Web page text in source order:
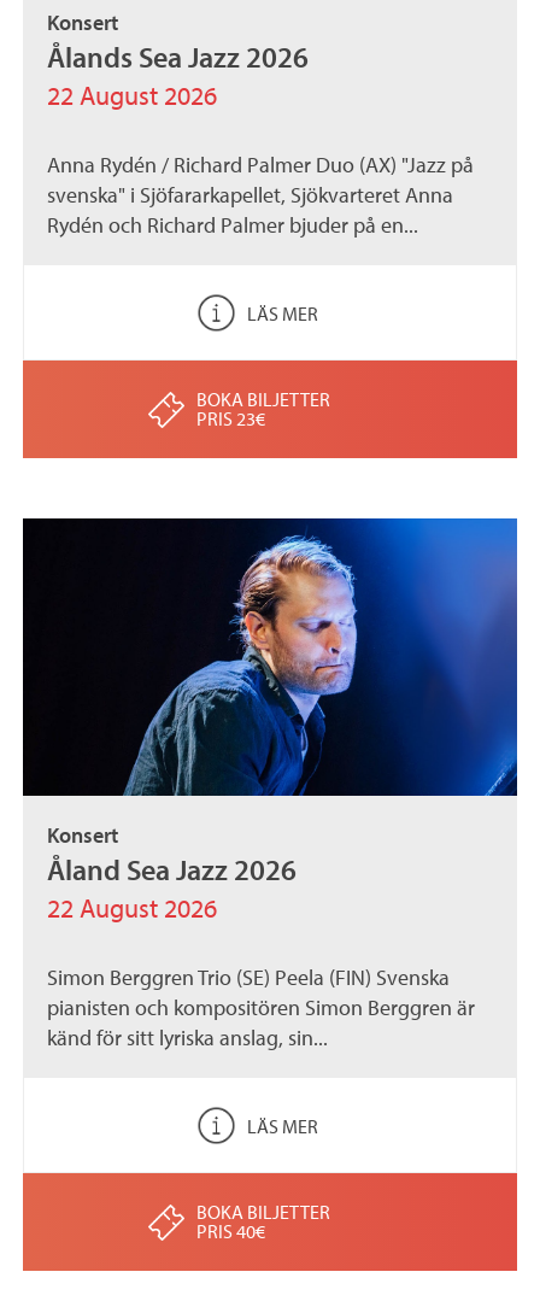
Konsert
Ålands Sea Jazz 2026
22 August 2026
Anna Rydén / Richard Palmer Duo (AX) "Jazz på
svenska" i Sjöfararkapellet, Sjökvarteret Anna
Rydén och Richard Palmer bjuder på en...
LÄS MER
BOKA BILJETTER
PRIS 23€
Konsert
Åland Sea Jazz 2026
22 August 2026
Simon Berggren Trio (SE) Peela (FIN) Svenska
pianisten och kompositören Simon Berggren är
känd för sitt lyriska anslag, sin...
LÄS MER
BOKA BILJETTER
PRIS 40€